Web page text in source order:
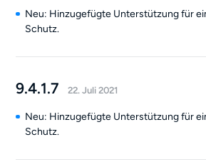
Neu: Hinzugefügte Unterstützung für
Schutz.
9.4.1.7 22. Juli 2021
Neu: Hinzugefügte Unterstützung für
Schutz.